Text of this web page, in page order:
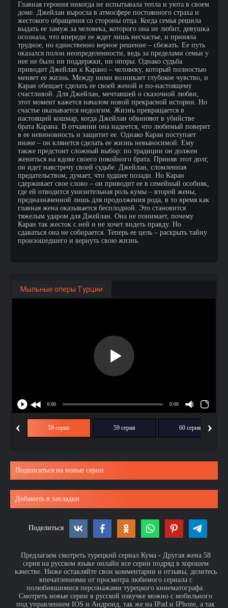
Главная героиня никогда не испытывала тепла и уюта в своем
доме. Джейлан выросла в атмосфере постоянного страха и
жестокого обращения со стороны отца. Когда семья решила
выдать ее замуж за человека, которого она не любит, девушка
осознала, что впереди ее ждет лишь несчастье, и приняла
трудное, но единственно верное решение – сбежать. Ее путь
оказался полон неопределенности, ведь за пределами семьи у
нее не было ни поддержки, ни опоры. Однако судьба
приводит Джейлан к Каранo – человеку, который полностью
меняет ее жизнь. Между ними возникает глубокое чувство, и
Каран обещает сделать ее своей женой и по-настоящему
счастливой. Для Джейлан, мечтавшей о сказочной любви,
этот момент кажется началом новой прекрасной истории. Но
счастье оказывается недолгим. Жизнь превращается в
настоящий кошмар, когда Джейлан обвиняют в убийстве
брата Карана. В отчаянии она надеется, что любимый поверит
в ее невиновность и защитит ее. Однако Каран поступает
иначе – он клянется сделать ее жизнь невыносимой. Ему
также предстоит сложный выбор: по традиции он должен
жениться на вдове своего покойного брата. Приняв этот долг,
он идет навстречу своей судьбе. Джейлан, сломленная
предательством, думает, что худшее позади. Но Каран
сдерживает свое слово – он приводит ее в семейный особняк,
где ей отводится унизительная роль кумы – второй жены,
предназначенной лишь для продолжения рода, в то время как
главная жена оказывается бесплодной. Это становится
тяжелым ударом для Джейлан. Она не понимает, почему
Каран так жесток с ней и не хочет видеть правду. Но
сдаваться она не собирается. Теперь ее цель – раскрыть тайну
произошедшего и вернуть свою жизнь.
Мыльные оперы Турции
‹ 58 серия 59 серия 60 серия ›
Подписаться на новые серии
Добавить в закладки
Поделиться
Предлагаем смотреть турецкий сериал Кума - Другая жена 58
серия на русском языке онлайн все серии подряд в хорошем
качестве. Ниже оставляйте свои комментарии и отзывы, делитесь
впечатлениями от просмотра любимого сериала с
полюбившимися персонажами турецкого кинематографа.
Смотреть новые серии в русской озвучке можно с мобильного
под управлением IOS и Андроид, так же на IPad и IPhone, а так